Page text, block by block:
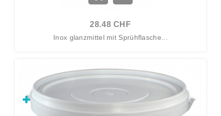
28.48 CHF
Inox glanzmittel mit Sprühflasche...